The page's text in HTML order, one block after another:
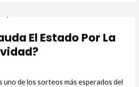
El Estado Por La
uno de los sorteos más esperados del